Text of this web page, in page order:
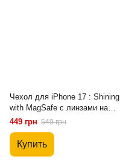
Чехол для iPhone 17 : Shining
with MagSafe с линзами на
камеру – Black
449 грн 549 грн
Купить